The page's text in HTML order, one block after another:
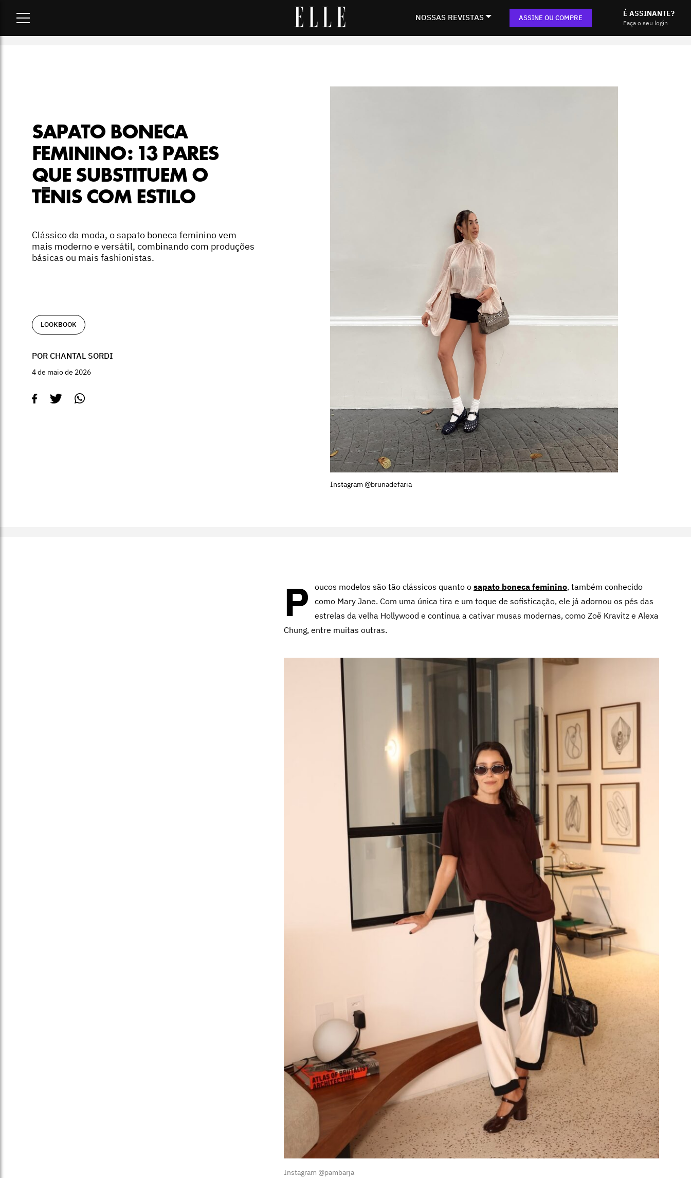
NOSSAS REVISTAS ASSINE OU COMPRE É ASSINANTE?
Faça o seu login
Sapato boneca feminino: 13 pares que substituem o tênis com estilo
SAPATO BONECA
FEMININO: 13 PARES
QUE SUBSTITUEM O
TÊNIS COM ESTILO
Clássico da moda, o sapato boneca feminino vem
mais moderno e versátil, combinando com produções
básicas ou mais fashionistas.
LOOKBOOK
POR CHANTAL SORDI
4 de maio de 2026
Instagram @brunadefaria
P oucos modelos são tão clássicos quanto o sapato boneca feminino, também conhecido
como Mary Jane. Com uma única tira e um toque de sofisticação, ele já adornou os pés das
estrelas da velha Hollywood e continua a cativar musas modernas, como Zoë Kravitz e Alexa
Chung, entre muitas outras.
Instagram @pambarja